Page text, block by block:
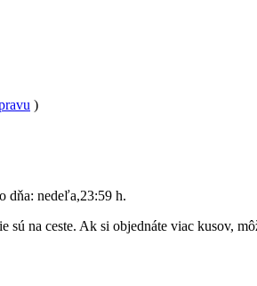
)
dňa: nedeľa,23:59 h.
sú na ceste. Ak si objednáte viac kusov,